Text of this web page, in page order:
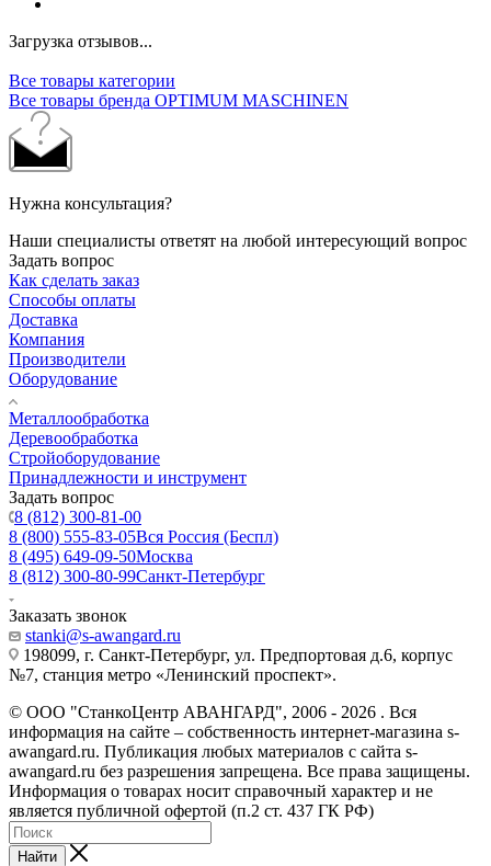
Загрузка отзывов...
Все товары категории
Все товары бренда OPTIMUM MASCHINEN
Нужна консультация?
Наши специалисты ответят на любой интересующий вопрос
Задать вопрос
Как сделать заказ
Способы оплаты
Доставка
Компания
Производители
Оборудование
Металлообработка
Деревообработка
Стройоборудование
Принадлежности и инструмент
Задать вопрос
8 (812) 300-81-00
8 (800) 555-83-05Вся Россия (Беспл)
8 (495) 649-09-50Москва
8 (812) 300-80-99Санкт-Петербург
Заказать звонок
stanki@s-awangard.ru
198099, г. Санкт-Петербург, ул. Предпортовая д.6, корпус
№7, станция метро «Ленинский проспект».
© ООО "СтанкоЦентр АВАНГАРД", 2006 - 2026 . Вся
информация на сайте – собственность интернет-магазина s-
awangard.ru. Публикация любых материалов с сайта s-
awangard.ru без разрешения запрещена. Все права защищены.
Информация о товарах носит справочный характер и не
является публичной офертой (п.2 ст. 437 ГК РФ)
Найти